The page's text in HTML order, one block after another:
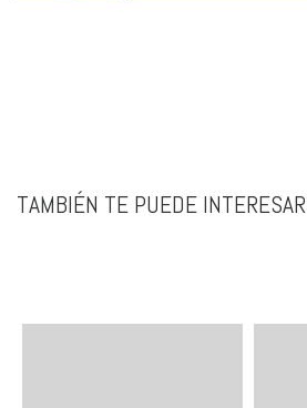
TAMBIÉN TE PUEDE INTERESAR